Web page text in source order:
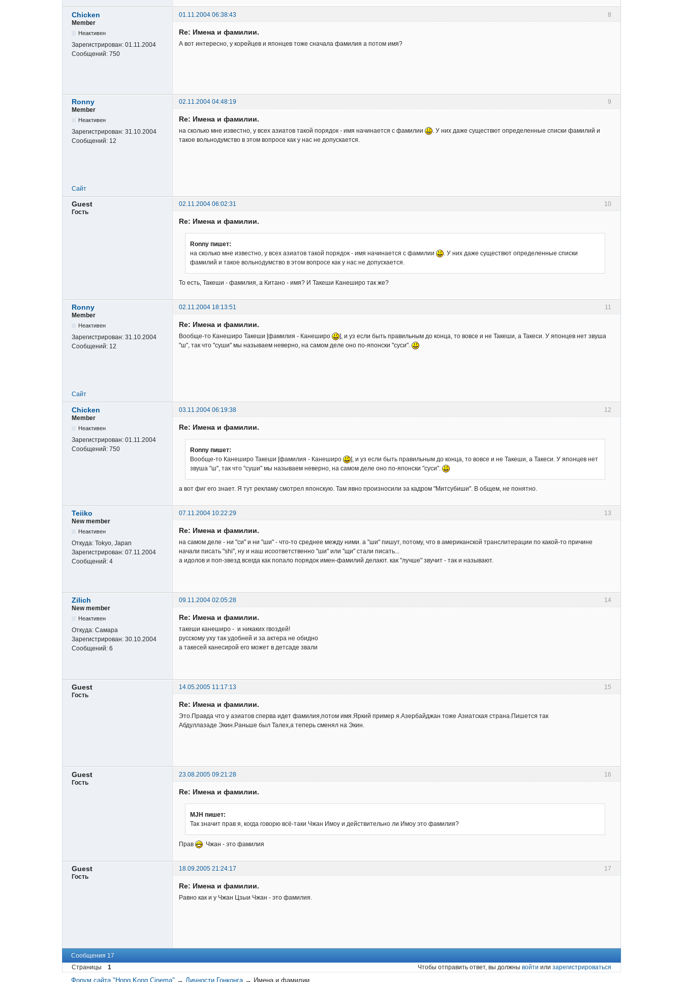
8
Chicken
01.11.2004 06:38:43
Member
Неактивен
Зарегистрирован: 01.11.2004
Сообщений: 750
Re: Имена и фамилии.
А вот интересно, у корейцев и японцев тоже сначала фамилия а потом имя?
9
Ronny
02.11.2004 04:48:19
Member
Неактивен
Зарегистрирован: 31.10.2004
Сообщений: 12
Re: Имена и фамилии.
на сколько мне известно, у всех азиатов такой порядок - имя начинается с фамилии
. У них даже существют определенные списки фамилий и
такое вольнодумство в этом вопросе как у нас не допускается.
Сайт
10
Guest
02.11.2004 06:02:31
Гость
Re: Имена и фамилии.
Ronny пишет:
на сколько мне известно, у всех азиатов такой порядок - имя начинается с фамилии
. У них даже существют определенные списки
фамилий и такое вольнодумство в этом вопросе как у нас не допускается.
То есть, Такеши - фамилия, а Китано - имя? И Такеши Канеширо так же?
11
Ronny
02.11.2004 18:13:51
Member
Неактивен
Зарегистрирован: 31.10.2004
Сообщений: 12
Re: Имена и фамилии.
Вообще-то Канеширо Такеши [фамилия - Канеширо
], и уз если быть правильным до конца, то вовсе и не Такеши, а Такеси. У японцев нет звуша
"ш", так что "суши" мы называем неверно, на самом деле оно по-японски "суси".
Сайт
12
Chicken
03.11.2004 06:19:38
Member
Неактивен
Зарегистрирован: 01.11.2004
Сообщений: 750
Re: Имена и фамилии.
Ronny пишет:
Вообще-то Канеширо Такеши [фамилия - Канеширо
], и уз если быть правильным до конца, то вовсе и не Такеши, а Такеси. У японцев нет
звуша "ш", так что "суши" мы называем неверно, на самом деле оно по-японски "суси".
а вот фиг его знает. Я тут рекламу смотрел японскую. Там явно произносили за кадром "Митсубиши". В общем, не понятно.
13
Teiiko
07.11.2004 10:22:29
New member
Неактивен
Откуда: Tokyo, Japan
Зарегистрирован: 07.11.2004
Сообщений: 4
Re: Имена и фамилии.
на самом деле - ни "си" и ни "ши" - что-то среднее между ними. а "ши" пишут, потому, что в американской транслитерации по какой-то причине
начали писать "shi", ну и наш исоответственно "ши" или "щи" стали писать...
а идолов и поп-звезд всегда как попало порядок имен-фамилий делают. как "лучше" звучит - так и называют.
14
Zilich
09.11.2004 02:05:28
New member
Неактивен
Откуда: Самара
Зарегистрирован: 30.10.2004
Сообщений: 6
Re: Имена и фамилии.
такеши канеширо - и никаких гвоздей!
русскому уху так удобней и за актера не обидно
а такесей канесирой его может в детсаде звали
15
Guest
14.05.2005 11:17:13
Гость
Re: Имена и фамилии.
Это.Правда что у азиатов сперва идет фамилия,потом имя.Яркий пример я.Азербайджан тоже Азиатская страна.Пишется так
Абдуллазаде Экин.Раньше был Талех,а теперь сменял на Экин.
16
Guest
23.08.2005 09:21:28
Гость
Re: Имена и фамилии.
MJH пишет:
Так значит прав я, когда говорю всё-таки Чжан Имоу и действительно ли Имоу это фамилия?
Прав Чжан - это фамилия
17
Guest
18.09.2005 21:24:17
Гость
Re: Имена и фамилии.
Равно как и у Чжан Цзыи Чжан - это фамилия.
Сообщения 17
Страницы
1 Чтобы отправить ответ, вы должны войти или зарегистрироваться
Форум сайта "Hong Kong Cinema" → Личности Гонконга → Имена и фамилии.